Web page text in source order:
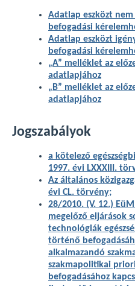
Adatlap eszközt
befogadási
Adatlap eszközt
befogadási
„A” melléklet az
adatlapjához
„B” melléklet az
adatlapjához
Jogszabályok
a kötelező
1997. évi LXXXIII.
Az általános
évi CL. törvény;
28/2010. (V. 12.)
megelőző eljárások
technológiák
történő
alkalmazandó
szakmapolitikai
befogadásához